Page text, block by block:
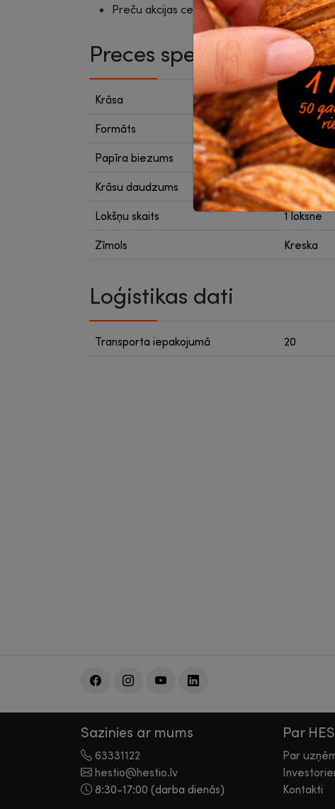
Preču akcijas cenas ir spēkā, veicot
Preces specifikācija
Krāsa Pelēka
Formāts A3
Papīra biezums 170 g/m²
Krāsu daudzums 1 krāsa
Lokšņu skaits 1 loksne
Zīmols Kreska
Loģistikas dati
Transporta iepakojumā 20
Sazinies ar mums
63331122
hestio@hestio.lv
8:30-17:00 (darba dienās)
Par
Par
Kontakti